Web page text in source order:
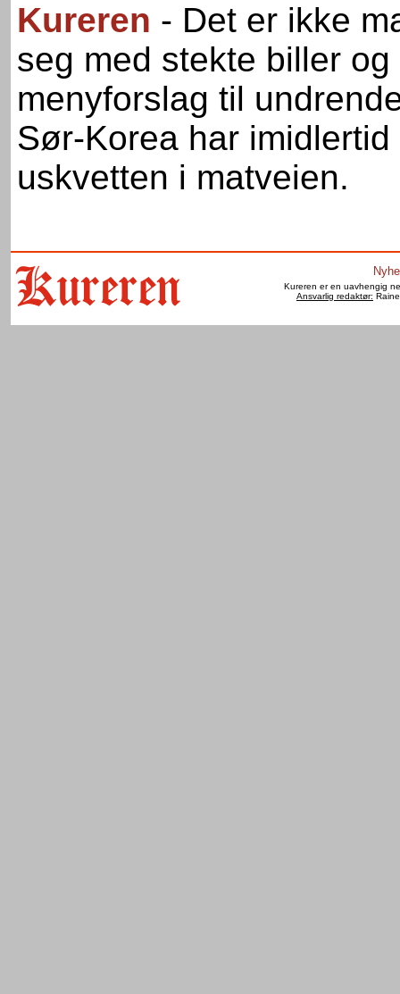
Kureren - Det er ikke
seg med stekte biller
menyforslag til
Sør-Korea har
uskvetten i matveien.
Kureren er en uavhengig
Ansvarlig redaktør: